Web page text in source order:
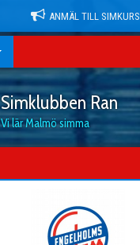
ANMÄL TILL SIMKURS
Simklubben Ran
Vi lär Malmö simma